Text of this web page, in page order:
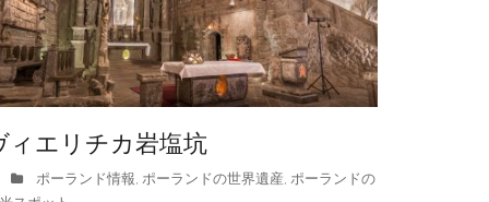
ィエリチカ岩塩坑
ポーランド情報, ポーランドの世界遺産, ポーランドの